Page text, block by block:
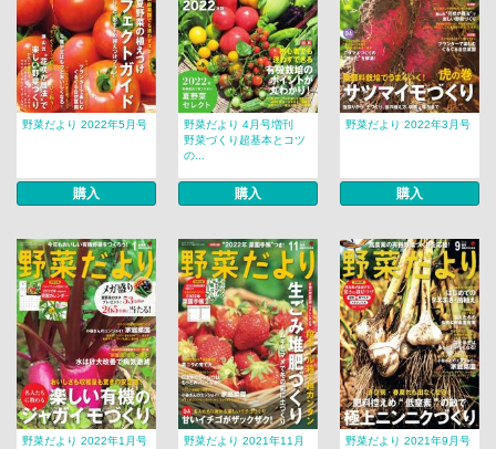
野菜だより 2022年5月号
購入
野菜だより 4月号増刊
野菜づくり超基本とコツ
の...
購入
野菜だより 2022年3月号
購入
野菜だより 2022年1月号
野菜だより 2021年11月
野菜だより 2021年9月号